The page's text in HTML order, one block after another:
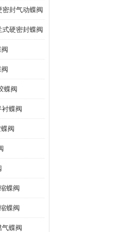
密封气动蝶阀
式硬密封蝶阀
蝶阀
衬蝶阀
阀
蝶阀
蝶阀
气蝶阀